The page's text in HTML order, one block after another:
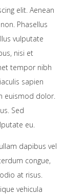
elit. Aenean
Phasellus
vulputate
nisi et
tempor nibh
sapien
euismod dolor.
Sed
eu.
dapibus vel
congue,
at risus.
vehicula